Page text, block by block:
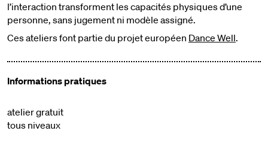
l’interaction transforment les capacités physiques d’une
personne, sans jugement ni modèle assigné.
Ces ateliers font partie du projet européen Dance Well.
Informations pratiques
atelier gratuit
tous niveaux